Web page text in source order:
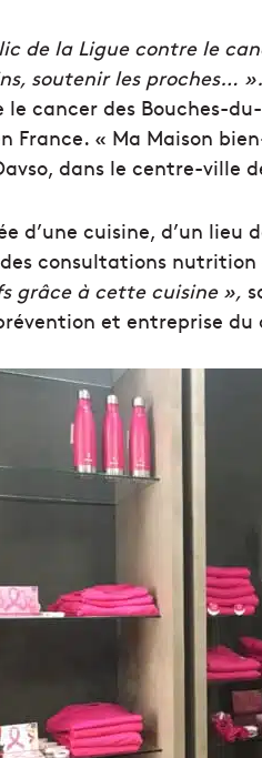
de la Ligue contre le
soutenir les proches… ».
cancer des Bouches-
France. « Ma Maison
dans le centre-ville
d’une cuisine, d’un lieu
consultations
grâce à cette cuisine »,
et entreprise du